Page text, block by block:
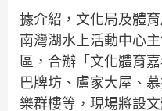
據介紹，文化局及體
南灣湖水上活動中心
區，合辦「文化體育
巴牌坊、盧家大屋、
樂群樓等，現場將設